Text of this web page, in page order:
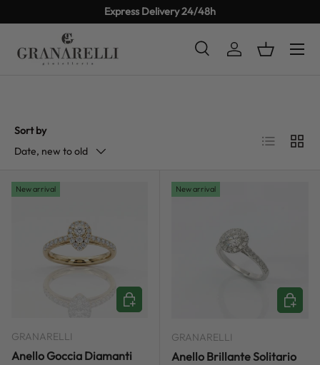
SKIP TO CONTENT
Express Delivery 24/48h
SearchLog inBasket
Sort by
Date, new to old
List Grid
New arrival
GRANARELLI
Anello Goccia Diamanti
ADD TO CART
New arrival
GRANARELLI
Anello Brillante Solitario
ADD